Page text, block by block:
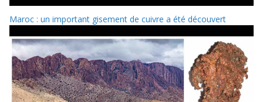
Maroc : un important gisement de cuivre a été découvert